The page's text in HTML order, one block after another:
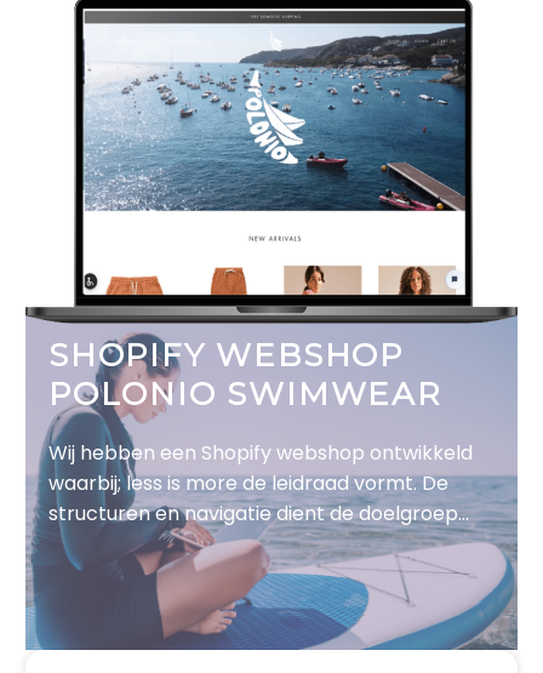
SHOPIFY WEBSHOP
POLONIO SWIMWEAR
Wij hebben een Shopify webshop ontwikkeld
waarbij; less is more de leidraad vormt. De
structuren en navigatie dient de doelgroep
met enkele knoppen bij de gewenste pagina /
artikel te leiden. Van uitgebreide kleurenfilter
tot size charts, reviews en meer zorgen ervoor
dat de webshop van alle nodige